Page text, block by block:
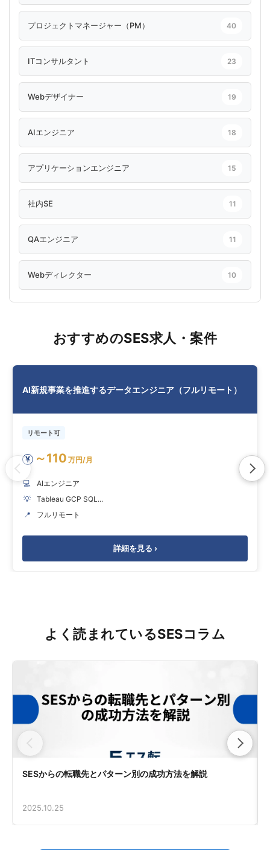
プロジェクトマネージャー（PM） 40
ITコンサルタント 23
Webデザイナー 19
AIエンジニア 18
アプリケーションエンジニア 15
社内SE 11
QAエンジニア 11
Webディレクター 10
おすすめのSES求人・案件
AI新規事業を推進するデータエンジニア（フルリモート）
リモート可
¥ ～110 万円/月
💻
AIエンジニア
💡
Tableau GCP SQL...
📍
フルリモート
詳細を見る ›
よく読まれているSESコラム
SESからの転職先とパターン別の成功方法を解説
2025.10.25